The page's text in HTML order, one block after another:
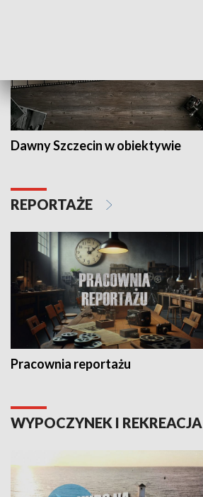
Dawny Szczecin w obiektywie
REPORTAŻE
Pracownia reportażu
WYPOCZYNEK I REKREACJA